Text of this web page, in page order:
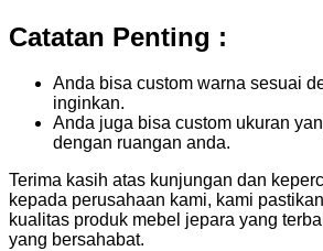
Catatan Penting :
Anda bisa custom warna sesuai
inginkan.
Anda juga bisa custom ukuran
dengan ruangan anda.
Terima kasih atas kunjungan dan
kepada perusahaan kami, kami
kualitas produk mebel jepara yang
yang bersahabat.